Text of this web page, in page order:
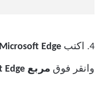
4. اكتب Microsoft Edge
وانقر فوق مربع Microsoft Edge.